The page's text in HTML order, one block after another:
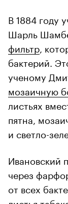
В 1884 году
Шарль
фильтр ,
бактерий.
ученому
мозаичную
листьях
пятна,
и светло-
Ивановский
через
от всех